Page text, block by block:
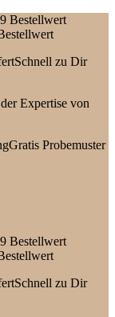
Schnell zu Dir
Expertise von
Gratis Probemuster
Schnell zu Dir